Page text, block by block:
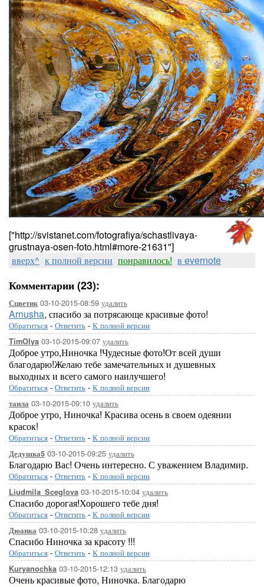
["http://svistanet.com/fotografiya/schastlivaya-
grustnaya-osen-foto.html#more-21631"]
вверх^ к полной версии понравилось! в evernote
Комментарии (23):
Сцветик03-10-2015-08:59 удалить
Arnusha, спасибо за потрясающе красивые фото!
Обратиться - Ответить - К полной версии
TimOlya 03-10-2015-09:07 удалить
Доброе утро,Ниночка !Чудесные фото!От всей души
благодарю!Желаю тебе замечательных и душевных
выходных и всего самого наилучшего!
Обратиться - Ответить - К полной версии
таила 03-10-2015-09:10 удалить
Доброе утро, Ниночка! Красива осень в своем одеянии
красок!
Обратиться - Ответить - К полной версии
Дедушка5 03-10-2015-09:25 удалить
Благодарю Вас! Очень интересно. С уважением Владимир.
Обратиться - Ответить - К полной версии
Liudmila_Sceglova 03-10-2015-10:04 удалить
Спасибо дорогая!Хорошего тебе дня!
Обратиться - Ответить - К полной версии
Дюанка 03-10-2015-10:28 удалить
Спасибо Ниночка за красоту !!!
Обратиться - Ответить - К полной версии
Kuryanochka 03-10-2015-12:13 удалить
Очень красивые фото, Ниночка. Благодарю